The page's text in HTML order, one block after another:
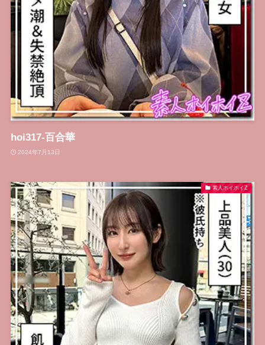
hoi317-百合華
2024年7月13日
素人ホイホイZ